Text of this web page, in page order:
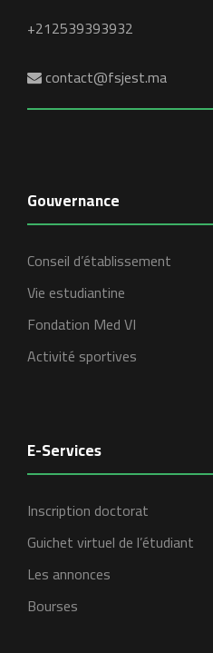
+212539393932
contact@fsjest.ma
Gouvernance
Conseil d’établissement
Vie estudiantine
Fondation Med VI
Activité sportives
E-Services
Inscription doctorat
Guichet virtuel de l’étudiant
Les annonces
Bourses